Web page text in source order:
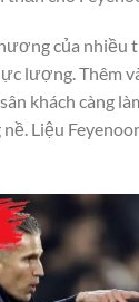
của nhiều
lượng. Thêm
khách càng
nề. Liệu